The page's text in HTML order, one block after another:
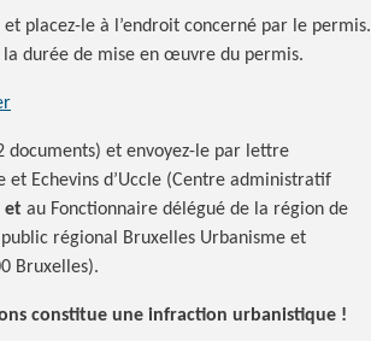
et placez-le à l’endroit concerné par le permis.
durée de mise en œuvre du permis.
documents) et envoyez-le par lettre
Echevins d’Uccle (Centre administratif
et au Fonctionnaire délégué de la région de
régional Bruxelles Urbanisme et
Bruxelles).
constitue une infraction urbanistique !